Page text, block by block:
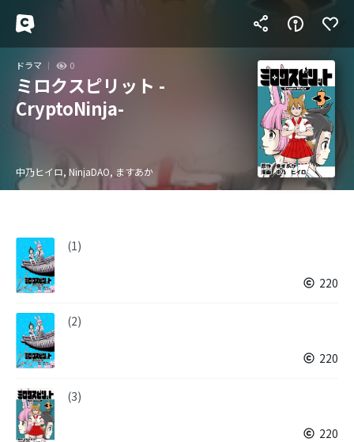
ドラマ 0
ミロクスピリット -
CryptoNinja-
中乃ヒイロ, NinjaDAO, ますあか
(1)
220
(2)
220
(3)
220